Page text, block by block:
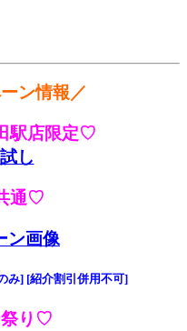
ン情報／
駅店限定♡
通♡
み] [紹介割引併用不可]
り♡